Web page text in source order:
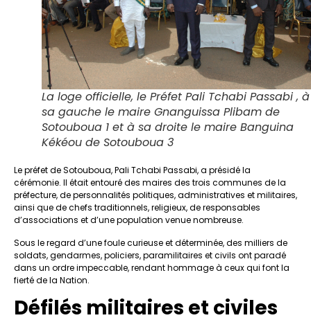
La loge officielle, le Préfet Pali Tchabi Passabi , à
sa gauche le maire Gnanguissa Plibam de
Sotouboua 1 et à sa droite le maire Banguina
Kékéou de Sotouboua 3
Le préfet de Sotouboua, Pali Tchabi Passabi, a présidé la
cérémonie. Il était entouré des maires des trois communes de la
préfecture, de personnalités politiques, administratives et militaires,
ainsi que de chefs traditionnels, religieux, de responsables
d’associations et d’une population venue nombreuse.
Sous le regard d’une foule curieuse et déterminée, des milliers de
soldats, gendarmes, policiers, paramilitaires et civils ont paradé
dans un ordre impeccable, rendant hommage à ceux qui font la
fierté de la Nation.
Défilés militaires et civiles